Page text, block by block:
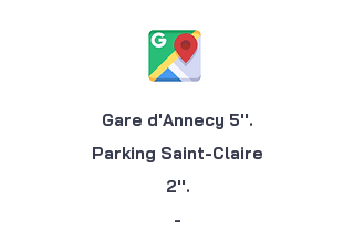
Gare d'Annecy 5''.
Parking Saint-Claire
2''.
-